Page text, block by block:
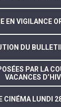
EN VIGILANCE
DU
PAR LA
VACANCES
CINÉMA LUNDI